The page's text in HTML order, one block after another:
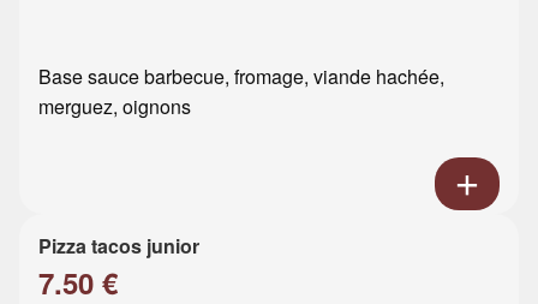
Base sauce barbecue, fromage, viande hachée,
merguez, oignons
Pizza tacos junior
7.50 €